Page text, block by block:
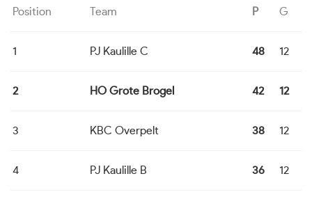
Position Team P G
1 PJ Kaulille C 48 12
2 HO Grote Brogel 42 12
3 KBC Overpelt 38 12
4 PJ Kaulille B 36 12